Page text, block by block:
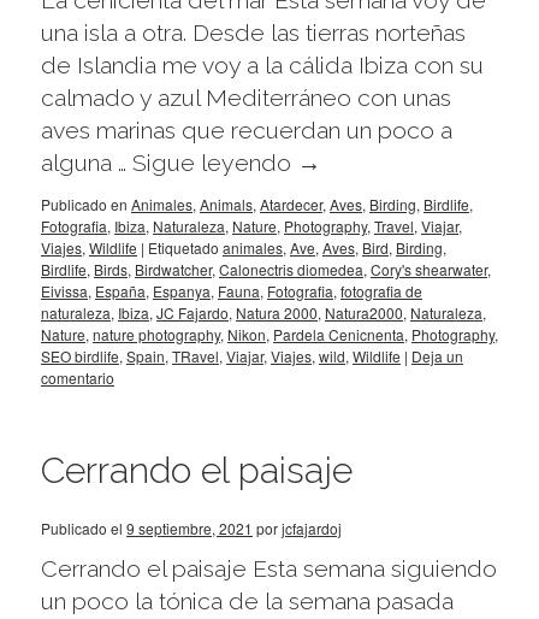
una isla a otra. Desde las tierras norteñas
de Islandia me voy a la cálida Ibiza con su
calmado y azul Mediterráneo con unas
aves marinas que recuerdan un poco a
alguna … Sigue leyendo →
Publicado en Animales, Animals, Atardecer, Aves, Birding, Birdlife,
Fotografia, Ibiza, Naturaleza, Nature, Photography, Travel, Viajar,
Viajes, Wildlife | Etiquetado animales, Ave, Aves, Bird, Birding,
Birdlife, Birds, Birdwatcher, Calonectris diomedea, Cory's shearwater,
Eivissa, España, Espanya, Fauna, Fotografia, fotografia de
naturaleza, Ibiza, JC Fajardo, Natura 2000, Natura2000, Naturaleza,
Nature, nature photography, Nikon, Pardela Cenicnenta, Photography,
SEO birdlife, Spain, TRavel, Viajar, Viajes, wild, Wildlife | Deja un
comentario
Cerrando el paisaje
Publicado el 9 septiembre, 2021 porjcfajardoj
Cerrando el paisaje Esta semana siguiendo
un poco la tónica de la semana pasada